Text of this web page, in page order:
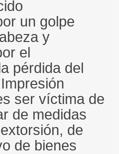
un golpe
y
el
pérdida del
ser víctima de
de medidas
de
de bienes